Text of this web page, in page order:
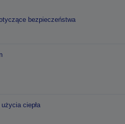
bezpieczeństwa
ciepła